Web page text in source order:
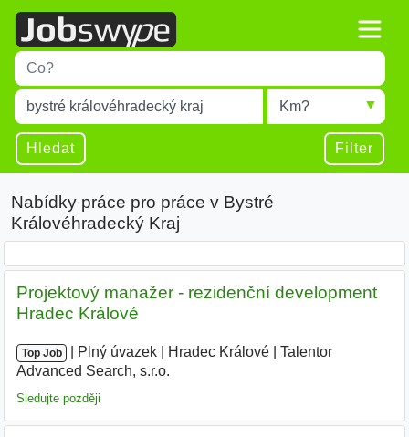
Title
Type 1 or more characters for results.
Místo
Type 1 or more characters for results.
Radius
Hledat Filter
Nabídky práce pro práce v Bystré
Královéhradecký Kraj
Projektový manažer - rezidenční development
Hradec Králové
Top Job Plný úvazek Hradec Králové
Talentor
Advanced Search, s.r.o.
Sledujte později